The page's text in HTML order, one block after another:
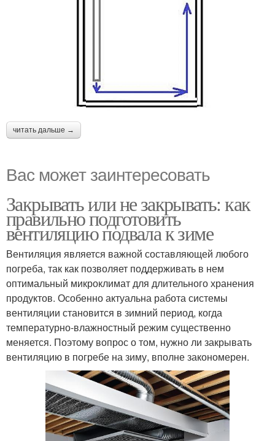
читать дальше →
Вас может заинтересовать
Закрывать или не закрывать: как
правильно подготовить
вентиляцию подвала к зиме
Вентиляция является важной составляющей любого
погреба, так как позволяет поддерживать в нем
оптимальный микроклимат для длительного хранения
продуктов. Особенно актуальна работа системы
вентиляции становится в зимний период, когда
температурно-влажностный режим существенно
меняется. Поэтому вопрос о том, нужно ли закрывать
вентиляцию в погребе на зиму, вполне закономерен.